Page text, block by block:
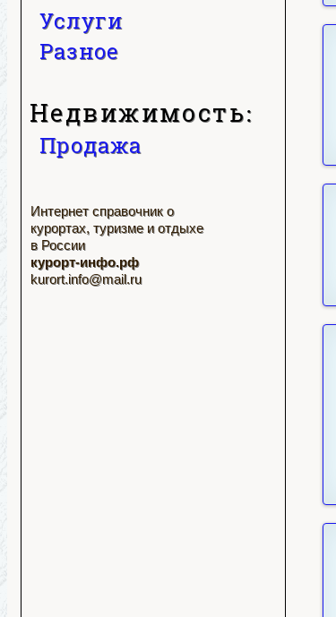
Услуги
Разное
Недвижимость:
Продажа
Интернет справочник о
курортах, туризме и отдыхе
в России
курорт-инфо.рф
kurort.info@mail.ru